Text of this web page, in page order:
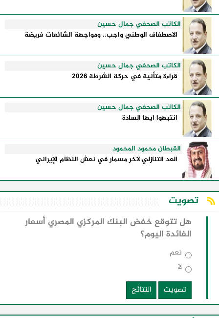
الكاتب الصحفي جمال حسين
الاصطفاف الوطني واجب.. ومواجهة الشائعات فريضة
الكاتب الصحفي جمال حسين
قراءة متأنية في حركة الشرطة 2026
الكاتب الصحفي جمال حسين
انتبهوا ايها السادة
القبطان محمود المحمود
العد التنازلي لآخر مسمار في نعش النظام الإيراني
تصويت
هل تتوقع خفض البنك المركزي المصري أسعار
الفائدة اليوم؟
نعم
لا
تصويت
النتائج